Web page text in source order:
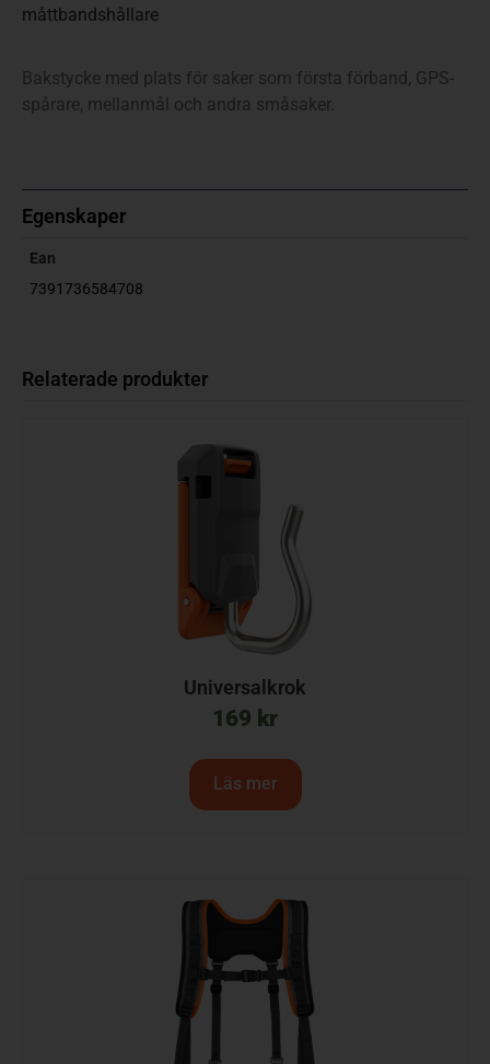
måttbandshållare
Bakstycke med plats för saker som första förband, GPS-
spårare, mellanmål och andra småsaker.
Egenskaper
Ean
7391736584708
Relaterade produkter
Universalkrok
169 kr
Läs mer